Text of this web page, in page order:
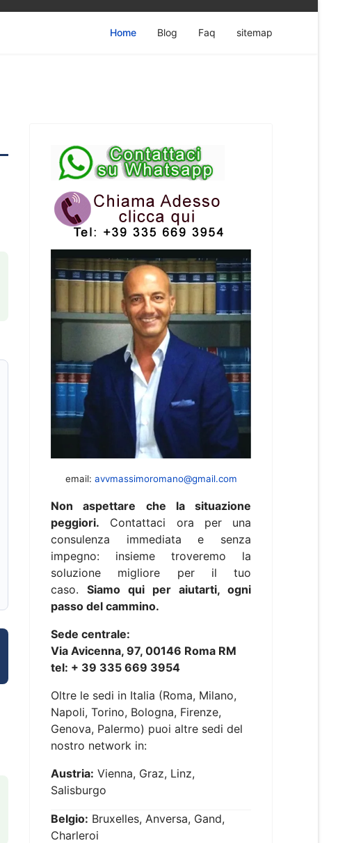
Home Blog Faq sitemap
email: avvmassimoromano@gmail.com
Non aspettare che la situazione
peggiori. Contattaci ora per una
consulenza immediata e senza
impegno: insieme troveremo la
soluzione migliore per il tuo
caso. Siamo qui per aiutarti, ogni
passo del cammino.
Sede centrale:
Via Avicenna, 97, 00146 Roma RM
tel: + 39 335 669 3954
Oltre le sedi in Italia (Roma, Milano,
Napoli, Torino, Bologna, Firenze,
Genova, Palermo) puoi altre sedi del
nostro network in:
Austria: Vienna, Graz, Linz,
Salisburgo
Belgio: Bruxelles, Anversa, Gand,
Charleroi